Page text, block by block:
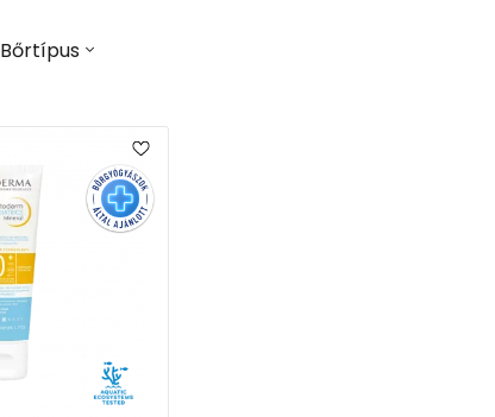
Bőrtípus